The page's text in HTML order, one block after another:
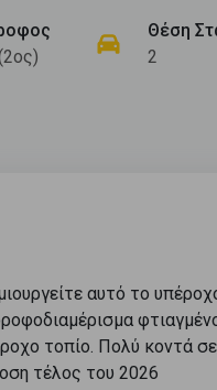
Θέση
2
αυτό το
τοπίο. Πολύ κοντά
τέλος του 2026